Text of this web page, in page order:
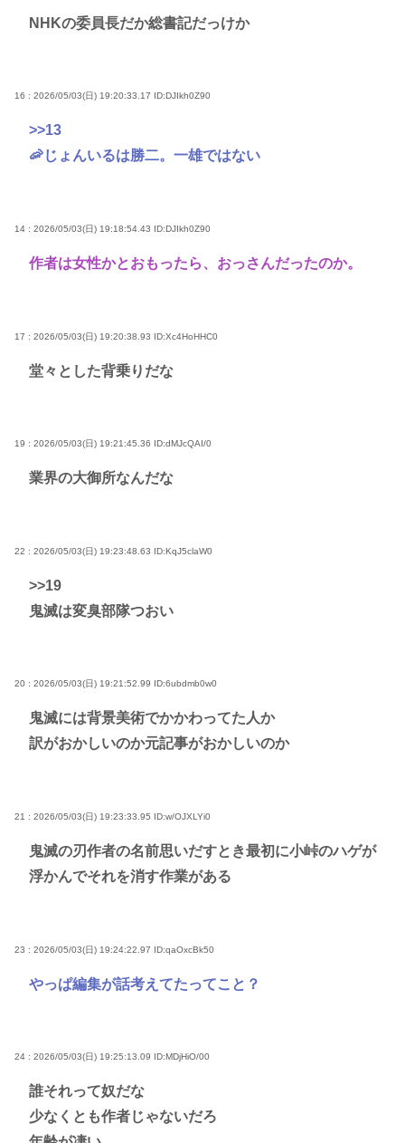
NHKの委員長だか総書記だっけか
16 : 2026/05/03(日) 19:20:33.17 ID:DJIkh0Z90
>>13
🦐じょんいるは勝二。一雄ではない
14 : 2026/05/03(日) 19:18:54.43 ID:DJIkh0Z90
作者は女性かとおもったら、おっさんだったのか。
17 : 2026/05/03(日) 19:20:38.93 ID:Xc4HoHHC0
堂々とした背乗りだな
19 : 2026/05/03(日) 19:21:45.36 ID:dMJcQAI/0
業界の大御所なんだな
22 : 2026/05/03(日) 19:23:48.63 ID:KqJ5claW0
>>19
鬼滅は変臭部隊つおい
20 : 2026/05/03(日) 19:21:52.99 ID:6ubdmb0w0
鬼滅には背景美術でかかわってた人か
訳がおかしいのか元記事がおかしいのか
21 : 2026/05/03(日) 19:23:33.95 ID:w/OJXLYi0
鬼滅の刃作者の名前思いだすとき最初に小峠のハゲが
浮かんでそれを消す作業がある
23 : 2026/05/03(日) 19:24:22.97 ID:qaOxcBk50
やっぱ編集が話考えてたってこと？
24 : 2026/05/03(日) 19:25:13.09 ID:MDjHiO/00
誰それって奴だな
少なくとも作者じゃないだろ